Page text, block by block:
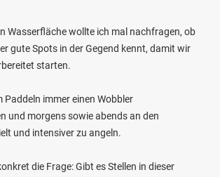
Wasserfläche wollte ich mal nachfragen, ob
gute Spots in der Gegend kennt, damit wir
starten.
Paddeln immer einen Wobbler
und morgens sowie abends an den
und intensiver zu angeln.
die Frage: Gibt es Stellen in dieser